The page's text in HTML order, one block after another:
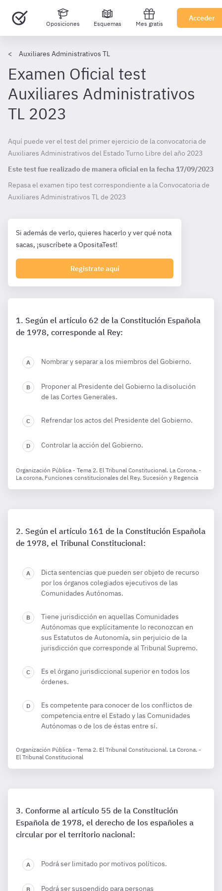
Oposiciones Esquemas Mes gratis
Acceder
Auxiliares Administrativos TL
Examen Oficial test
Auxiliares Administrativos
TL 2023
Aquí puede ver el test del primer ejercicio de la convocatoria de
Auxiliares Administrativos del Estado Turno Libre del año 2023
Este test fue realizado de manera oficial en la fecha 17/09/2023
Repasa el examen tipo test correspondiente a la Convocatoria de
Auxiliares Administrativos TL de 2023
Si además de verlo, quieres hacerlo y ver qué nota
sacas, ¡suscríbete a OpositaTest!
Registrate aquí
Según el artículo 62 de la Constitución Española
de 1978, corresponde al Rey:
Nombrar y separar a los miembros del Gobierno.
Proponer al Presidente del Gobierno la disolución
de las Cortes Generales.
Refrendar los actos del Presidente del Gobierno.
Controlar la acción del Gobierno.
Organización Pública - Tema 2. El Tribunal Constitucional. La Corona. -
La corona. Funciones constitucionales del Rey. Sucesión y Regencia
Según el artículo 161 de la Constitución Española
de 1978, el Tribunal Constitucional:
Dicta sentencias que pueden ser objeto de recurso
por los órganos colegiados ejecutivos de las
Comunidades Autónomas.
Tiene jurisdicción en aquellas Comunidades
Autónomas que explícitamente lo reconozcan en
sus Estatutos de Autonomía, sin perjuicio de la
jurisdicción que corresponde al Tribunal Supremo.
Es el órgano jurisdiccional superior en todos los
órdenes.
Es competente para conocer de los conflictos de
competencia entre el Estado y las Comunidades
Autónomas o de los de éstas entre sí.
Organización Pública - Tema 2. El Tribunal Constitucional. La Corona. -
El Tribunal Constitucional
Conforme al artículo 55 de la Constitución
Española de 1978, el derecho de los españoles a
circular por el territorio nacional:
Podrá ser limitado por motivos políticos.
Podrá ser suspendido para personas